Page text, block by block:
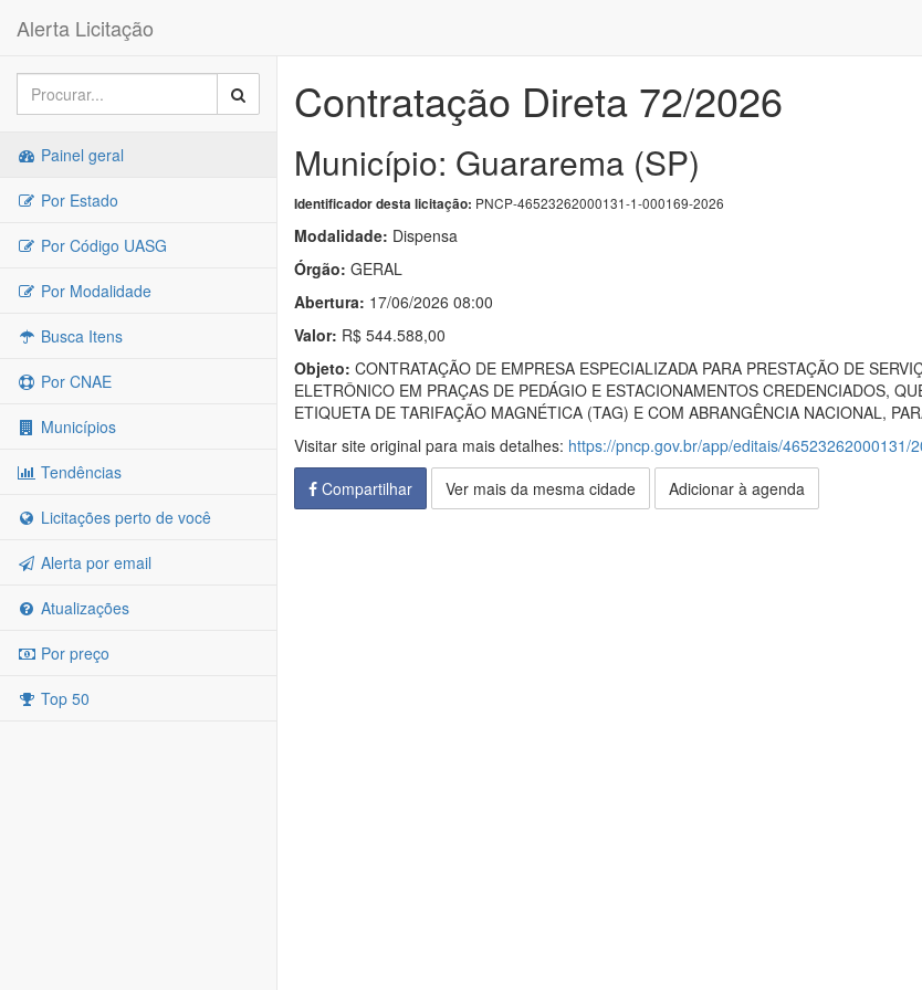
Alerta Licitação
Painel geral
Por Estado
Por Código UASG
Por Modalidade
Busca Itens
Por CNAE
Municípios
Tendências
Licitações perto de você
Alerta por email
Atualizações
Por preço
Top 50
Contratação Direta 72/2026
Município: Guararema (SP)
Identificador desta licitação: PNCP-46523262000131-1-000169-2026
Modalidade: Dispensa
Órgão: GERAL
Abertura: 17/06/2026 08:00
Valor: R$ 544.588,00
Objeto: CONTRATAÇÃO DE EMPRESA ESPECIALIZADA PARA PRESTAÇÃO DE
ELETRÔNICO EM PRAÇAS DE PEDÁGIO E ESTACIONAMENTOS CREDENCIADOS,
ETIQUETA DE TARIFAÇÃO MAGNÉTICA (TAG) E COM ABRANGÊNCIA NACIONAL,
Visitar site original para mais detalhes: https://pncp.gov.br/app/editais/46523262000131/
Compartilhar
Ver mais da mesma cidade Adicionar à agenda